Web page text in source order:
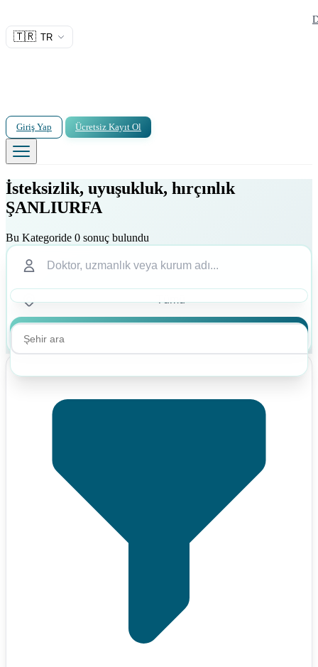
🇹🇷 TR
Giriş Yap Ücretsiz Kayıt Ol
İsteksizlik, uyuşukluk, hırçınlık
ŞANLIURFA
Bu Kategoride 0 sonuç bulundu